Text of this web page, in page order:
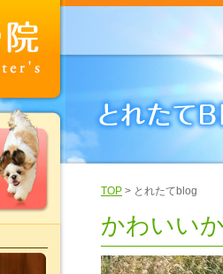
TOP > とれたてblog
かわいい